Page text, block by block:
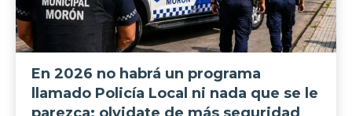
En 2026 no habrá un programa
llamado Policía Local ni nada que se le